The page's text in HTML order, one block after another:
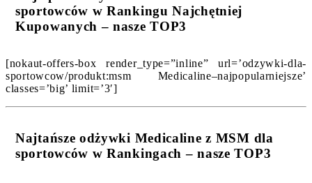
sportowców w Rankingu Najchętniej
Kupowanych – nasze TOP3
[nokaut-offers-box render_type=”inline” url=’odzywki-dla-
sportowcow/produkt:msm Medicaline–najpopularniejsze’
classes=’big’ limit=’3′]
Najtańsze odżywki Medicaline z MSM dla
sportowców w Rankingach – nasze TOP3